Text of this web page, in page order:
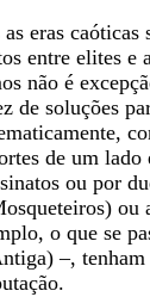
eras caóticas
entre elites e
não é
de soluções
de um
ou por
ou
o que se
–,